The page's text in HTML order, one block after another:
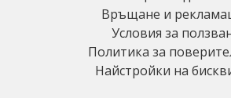
Връщане и
Условия за
Политика за
Найстройки на